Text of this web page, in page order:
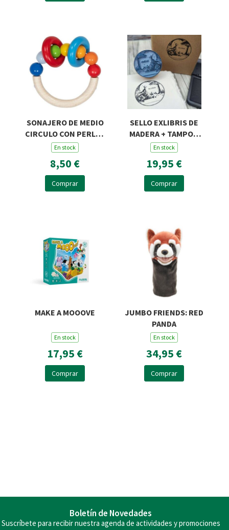
SONAJERO DE MEDIO
CIRCULO CON PERLAS
Y DOS ANILLAS
En stock
8,50 €
Comprar
SELLO EXLIBRIS DE
MADERA + TAMPON
ROSA Y ZORRO R45
En stock
19,95 €
Comprar
MAKE A MOOOVE
En stock
17,95 €
Comprar
JUMBO FRIENDS: RED
PANDA
En stock
34,95 €
Comprar
Boletín de Novedades
Suscríbete para recibir nuestra agenda de actividades y promociones